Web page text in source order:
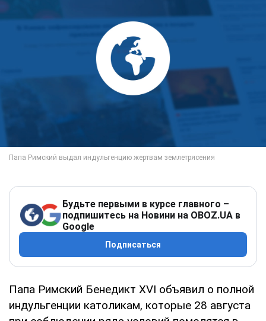
Будьте первыми в курсе главного –
подпишитесь на Новини на OBOZ.UA в
Google
Подписаться
Папа Римский Бенедикт XVI объявил о полной
индульгенции католикам, которые 28 августа